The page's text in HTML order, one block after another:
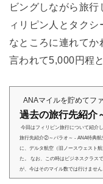
ビングしながら旅
ィリピン人とタク
なところに連れてか
言われて5,000円程
ANAマイルを貯めてフ
過去の旅行先紹介
今回はフィリピン旅行について紹介
旅行先紹介②～パラオ～ - ANA特典
に、デルタ航空（旧ノースウェスト
た。 なお、この時はビジネスクラス
が、今はそのマイル数では行けませ
てしまいますね（笑）このとき成田